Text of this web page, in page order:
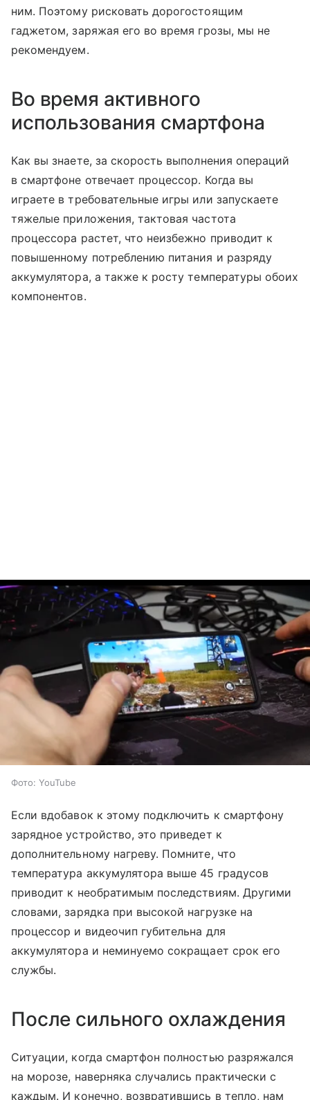
ним. Поэтому рисковать дорогостоящим
гаджетом, заряжая его во время грозы, мы не
рекомендуем.
Во время активного
использования смартфона
Как вы знаете, за скорость выполнения операций
в смартфоне отвечает процессор. Когда вы
играете в требовательные игры или запускаете
тяжелые приложения, тактовая частота
процессора растет, что неизбежно приводит к
повышенному потреблению питания и разряду
аккумулятора, а также к росту температуры обоих
компонентов.
Фото: YouTube
Если вдобавок к этому подключить к смартфону
зарядное устройство, это приведет к
дополнительному нагреву. Помните, что
температура аккумулятора выше 45 градусов
приводит к необратимым последствиям. Другими
словами, зарядка при высокой нагрузке на
процессор и видеочип губительна для
аккумулятора и неминуемо сокращает срок его
службы.
После сильного охлаждения
Ситуации, когда смартфон полностью разряжался
на морозе, наверняка случались практически с
каждым. И конечно, возвратившись в тепло, нам